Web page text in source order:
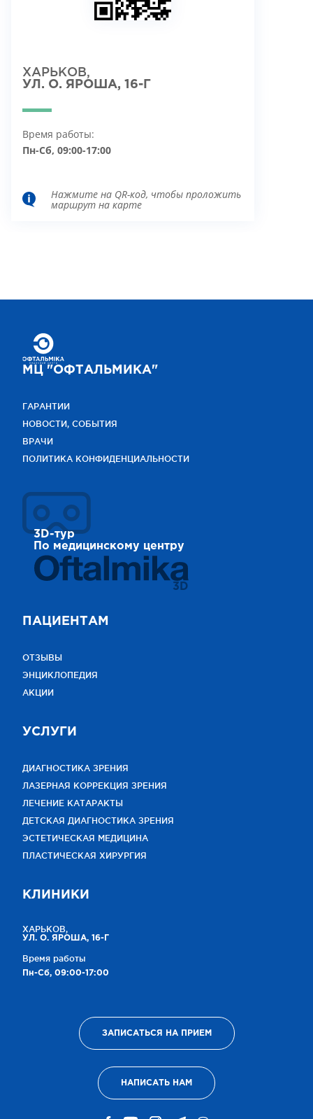
ХАРЬКОВ,
УЛ. О. ЯРОША, 16-Г
Время работы:
Пн-Сб, 09:00-17:00
Нажмите на QR-код, чтобы проложить
маршрут на карте
МЦ "ОФТАЛЬМИКА"
ГАРАНТИИ
НОВОСТИ, СОБЫТИЯ
ВРАЧИ
ПОЛИТИКА КОНФИДЕНЦИАЛЬНОСТИ
3D-тур
По медицинскому центру
3D
ПАЦИЕНТАМ
ОТЗЫВЫ
ЭНЦИКЛОПЕДИЯ
АКЦИИ
УСЛУГИ
ДИАГНОСТИКА ЗРЕНИЯ
ЛАЗЕРНАЯ КОРРЕКЦИЯ ЗРЕНИЯ
ЛЕЧЕНИЕ КАТАРАКТЫ
ДЕТСКАЯ ДИАГНОСТИКА ЗРЕНИЯ
ЭСТЕТИЧЕСКАЯ МЕДИЦИНА
ПЛАСТИЧЕСКАЯ ХИРУРГИЯ
КЛИНИКИ
ХАРЬКОВ,
УЛ. О. ЯРОША, 16-Г
Время работы
Пн-Сб, 09:00-17:00
ЗАПИСАТЬСЯ НА ПРИЕМ
НАПИСАТЬ НАМ